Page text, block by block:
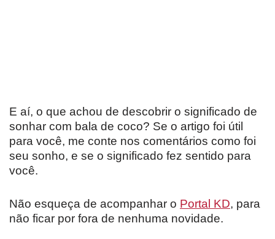
E aí, o que achou de descobrir o significado de
sonhar com bala de coco? Se o artigo foi útil
para você, me conte nos comentários como foi
seu sonho, e se o significado fez sentido para
você.
Não esqueça de acompanhar o Portal KD, para
não ficar por fora de nenhuma novidade.